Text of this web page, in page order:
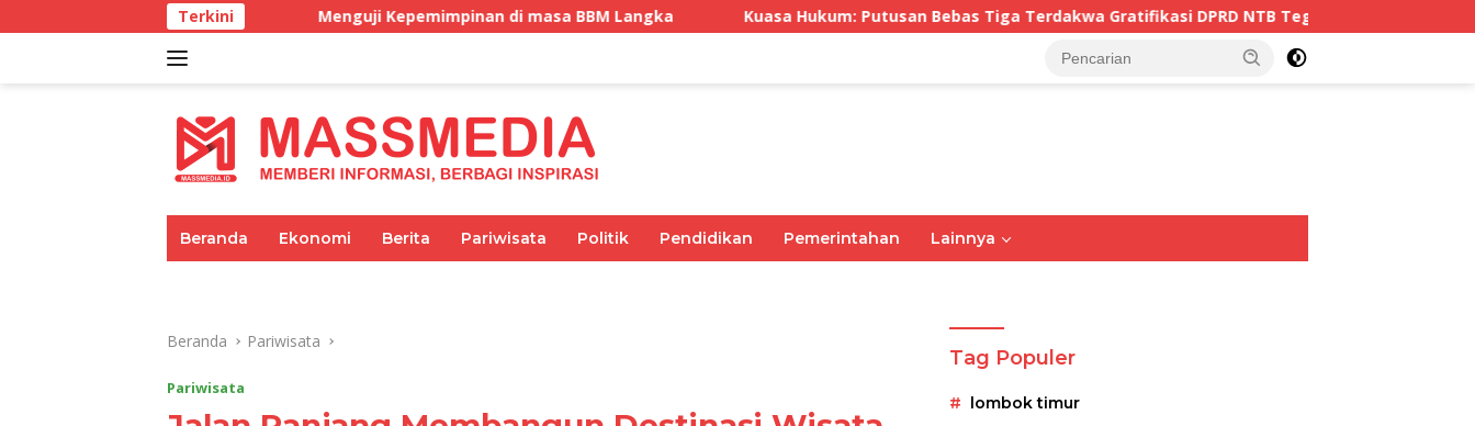
ke
Terkini
Menguji Kepemimpinan di masa BBM Langka Kuasa Hukum: Putusan Bebas Tiga Terdakwa Gratifikasi DPRD NTB Tegaskan Keadilan Berdasarkan Fakta
Beranda Ekonomi Berita Pariwisata Politik Pendidikan Pemerintahan Lainnya
Beranda Pariwisata
Pariwisata
Tag Populer
lombok timur